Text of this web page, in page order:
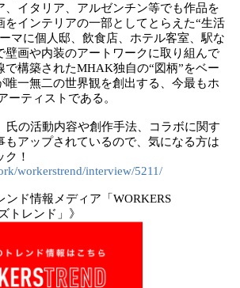
、イタリア、アルゼンチン等でも作品を
をインテリアの一部としてとらえた“生活
マに個人邸、飲食店、ホテル客室、駅な
壁画や内装のアートワークに取り組んで
で構築されたMHAK独自の“図柄”をベー
唯一無二の世界観を創出する、今最もホ
ーティストである。
の活動内容や創作手法、コラボに関す
もアップされているので、気になる方は
！
workerstrend/interview/5211/
ンド情報メディア「WORKERS
トレンド」》